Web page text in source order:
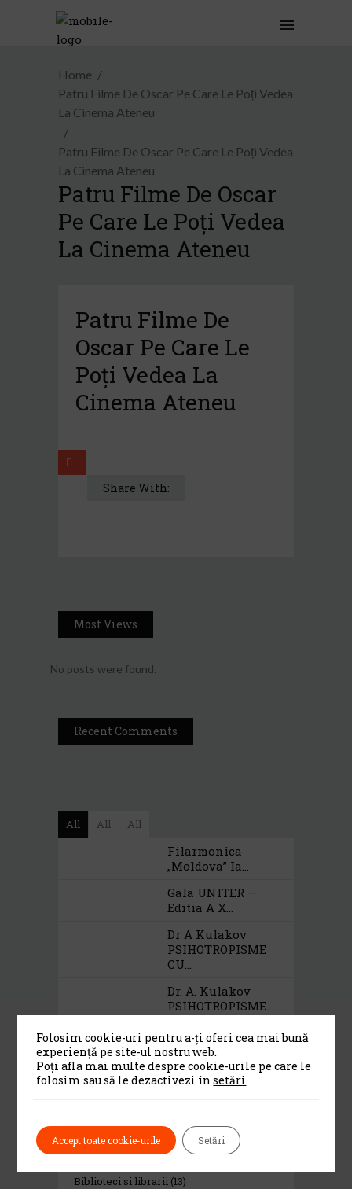
Home
Patru Filme De Oscar Pe Care Le Poți Vedea
La Cinema Ateneu
Patru Filme De Oscar Pe Care Le Poți Vedea
La Cinema Ateneu
Patru Filme De Oscar
Pe Care Le Poți Vedea
La Cinema Ateneu
Patru Filme De
Oscar Pe Care Le
Poți Vedea La
Cinema Ateneu
Share With:
Most Views
No posts were found.
Recent Comments
All All All
Filarmonica
„Moldova” Ia...
Gala UNITER –
Editia A X...
Dr A Kulakov
PSIHOTROPISME
CU...
Dr. A. Kulakov
PSIHOTROPISME...
Cea De-A 91-A Gală
A Premiilor...
Alte institutii de cultura(13)
Biblioteci si librarii (13)
Folosim cookie-uri pentru a-ți oferi cea mai bună
experiență pe site-ul nostru web.
Poți afla mai multe despre cookie-urile pe care le
folosim sau să le dezactivezi însetări.
Accept toate cookie-urile Setări